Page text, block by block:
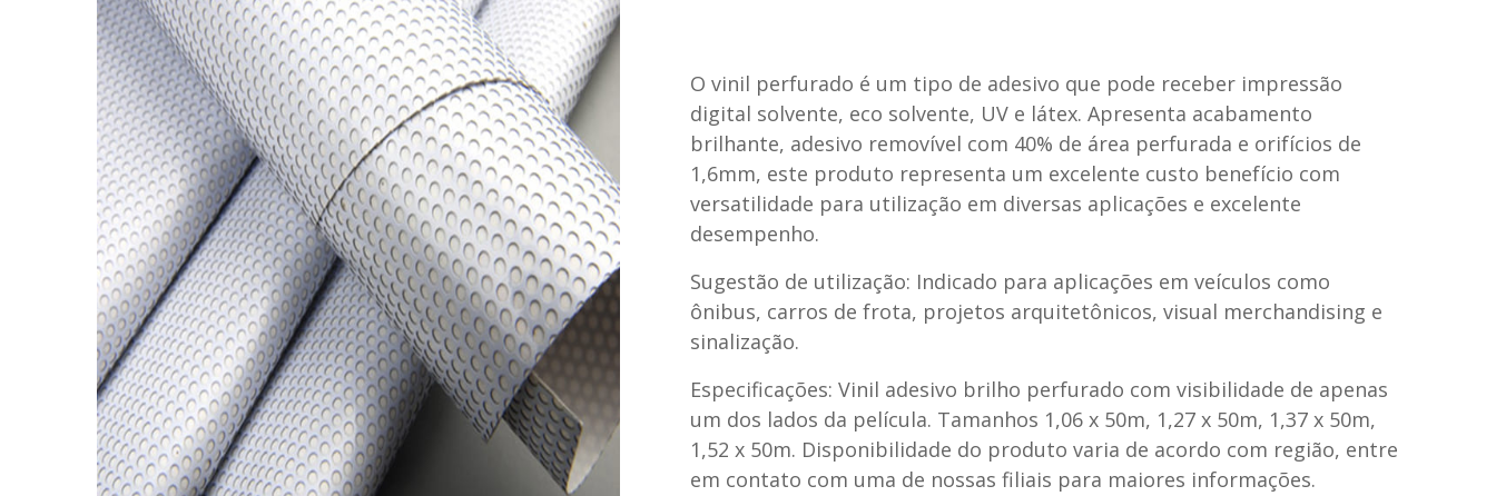
O vinil perfurado é um tipo de adesivo que pode receber impressão
digital solvente, eco solvente, UV e látex. Apresenta acabamento
brilhante, adesivo removível com 40% de área perfurada e orifícios de
1,6mm, este produto representa um excelente custo benefício com
versatilidade para utilização em diversas aplicações e excelente
desempenho.
Sugestão de utilização: Indicado para aplicações em veículos como
ônibus, carros de frota, projetos arquitetônicos, visual merchandising e
sinalização.
Especificações: Vinil adesivo brilho perfurado com visibilidade de apenas
um dos lados da película. Tamanhos 1,06 x 50m, 1,27 x 50m, 1,37 x 50m,
1,52 x 50m. Disponibilidade do produto varia de acordo com região, entre
em contato com uma de nossas filiais para maiores informações.